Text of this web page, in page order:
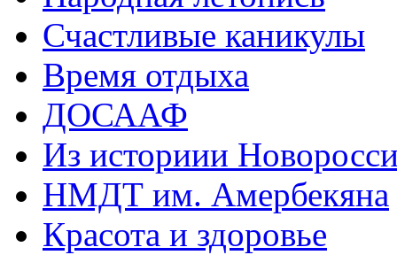
Счастливые каникулы
Время отдыха
ДОСААФ
Из историии
НМДТ им. Амербекяна
Красота и здоровье